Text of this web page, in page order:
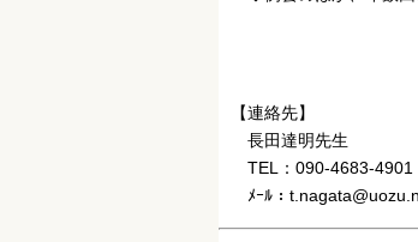
【連絡先】
長田達明先生
TEL：090-4683-4901
ﾒｰﾙ：